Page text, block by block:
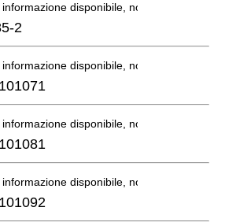
disponibile, non ordinabile
2
disponibile, non ordinabile
disponibile, non ordinabile
disponibile, non ordinabile